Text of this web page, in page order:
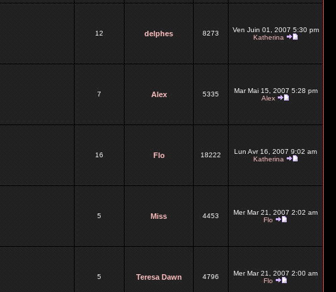
12 delphes 8273
Ven Juin 01, 2007 5:30 pm
Katherina
7 Alex 5335
Mar Mai 15, 2007 5:28 pm
Alex
16 Flo 18222
Lun Avr 16, 2007 9:02 am
Katherina
5 Miss 4453
Mer Mar 21, 2007 2:02 am
Flo
5 Teresa Dawn 4796
Mer Mar 21, 2007 2:00 am
Flo